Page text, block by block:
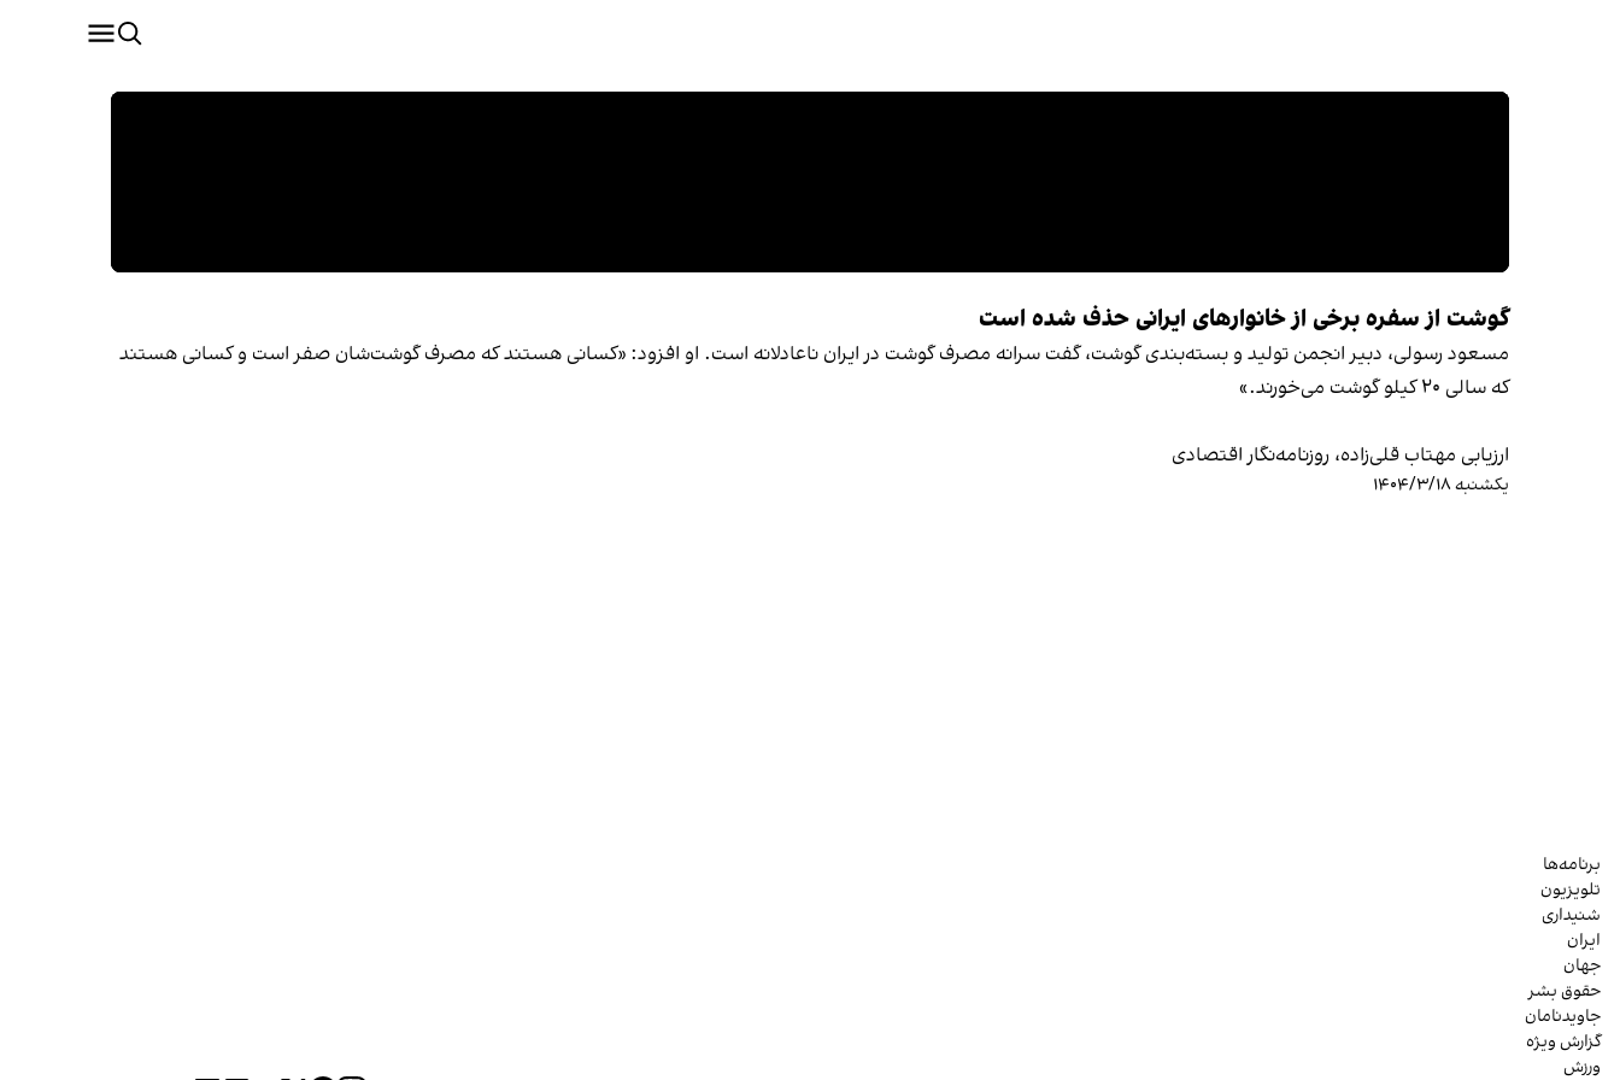
گوشت از سفره برخی از خانوارهای ایرانی حذف شده است
مسعود رسولی، دبیر انجمن تولید و بسته‌بندی گوشت، گفت سرانه مصرف گوشت در ایران ناعادلانه است. او افزود: «کسانی هستند که مصرف گوشت‌شان صفر است و کسانی هستند
که سالی ۲۰ کیلو گوشت می‌خورند.»
ارزیابی مهتاب قلی‌زاده، روزنامه‌نگار اقتصادی
یکشنبه ۱۴۰۴/۳/۱۸
برنامه‌ها
تلویزیون
شنیداری
ایران
جهان
حقوق بشر
جاویدنامان
گزارش ویژه
ورزش